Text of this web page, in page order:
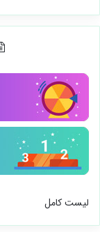
لیست کامل